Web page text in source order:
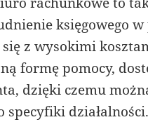
księgowego
z wysokimi
formę pomocy,
dzięki czemu
działalności.